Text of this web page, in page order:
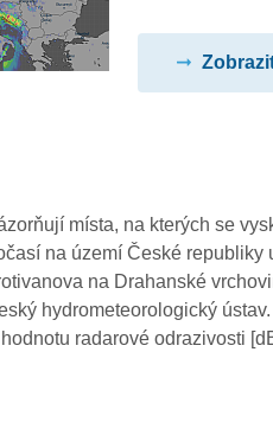
místa, na kterých se
na území České
na Drahanské
hydrometeorologický
radarové odrazivosti